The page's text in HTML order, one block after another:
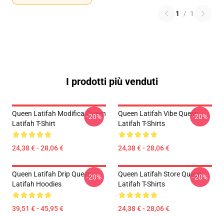
1 / 1
I prodotti più venduti
Queen Latifah Modifica Queen
Latifah T-Shirt
24,38 € - 28,06 €
-20%
Queen Latifah Vibe Queen
Latifah T-Shirts
24,38 € - 28,06 €
-20%
Queen Latifah Drip Queen
Latifah Hoodies
39,51 € - 45,95 €
-20%
Queen Latifah Store Queen
Latifah T-Shirts
24,38 € - 28,06 €
-20%